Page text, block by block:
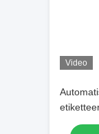
Video
voor